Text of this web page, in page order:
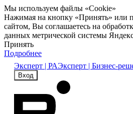
Мы используем файлы «Cookie»
Нажимая на кнопку «Принять» или
сайтом, Вы соглашаетесь на
данных метрической системы
Принять
Подробнее
Эксперт | РАЭксперт | Бизнес-
Вход